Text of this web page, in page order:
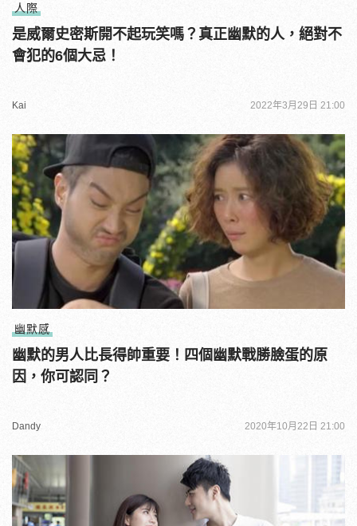
人際
是威爾史密斯開不起玩笑嗎？真正幽默的人，絕對不
會犯的6個大忌！
Kai 2022年3月29日 21:00
幽默感
幽默的男人比長得帥重要！四個幽默戰勝臉蛋的原
因，你可認同？
Dandy 2020年10月22日 21:00